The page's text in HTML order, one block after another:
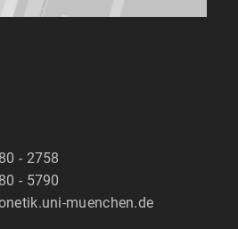
- 2758
- 5790
muenchen.de